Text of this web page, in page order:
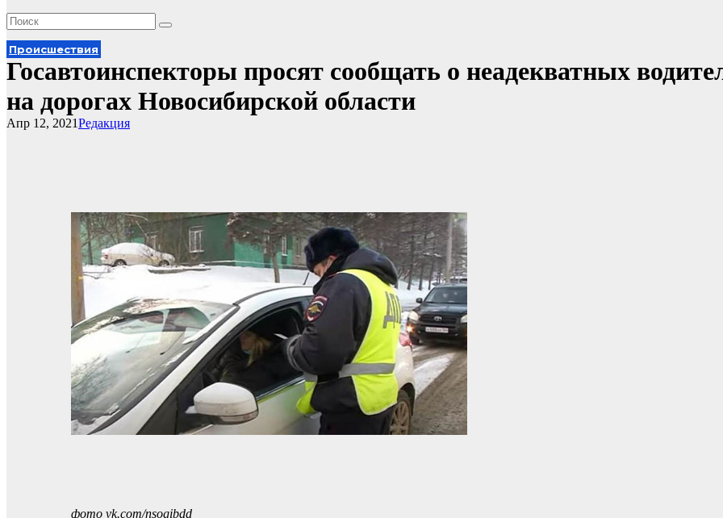
Происшествия
Госавтоинспекторы просят сообщать о неадекватных
на дорогах Новосибирской области
Редакция
Апр 12, 2021
фото vk.com/nsogibdd